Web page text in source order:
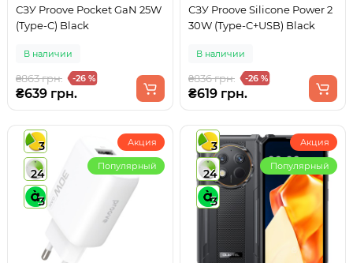
СЗУ Proove Pocket GaN 25W
(Type-C) Black
В наличии
₴863 грн. -26 %
₴639 грн.
СЗУ Proove Silicone Power 2
30W (Type-C+USB) Black
В наличии
₴836 грн. -26 %
₴619 грн.
3
24
3
Акция
Популярный
3
24
3
Акция
Популярный